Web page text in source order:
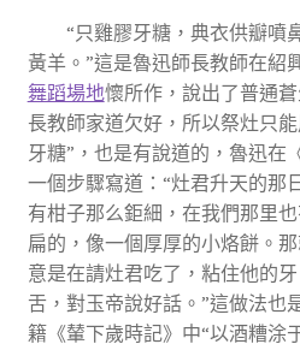
“只雞膠牙糖，典衣供瓣噴
黃羊。”這是魯迅師長教師在紹
舞蹈場地懷所作，說出了普通
長教師家道欠好，所以祭灶只
牙糖”，也是有說道的，魯迅在
一個步驟寫道：“灶君升天的那
有柑子那么鉅細，在我們那里也
扁的，像一個厚厚的小烙餅。
意是在請灶君吃了，粘住他的
舌，對玉帝說好話。”這做法也
籍《輦下歲時記》中“以酒糟涂